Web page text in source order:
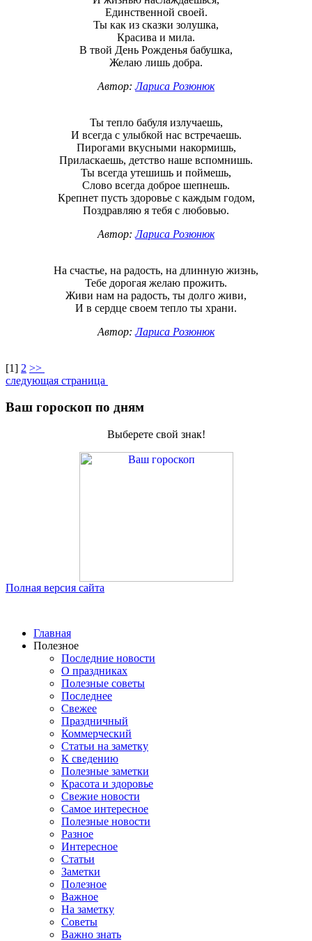
Единственной своей.
Ты как из сказки золушка,
Красива и мила.
В твой День Рожденья бабушка,
Желаю лишь добра.
Автор:Лариса Розюнюк
Ты тепло бабуля излучаешь,
И всегда с улыбкой нас встречаешь.
Пирогами вкусными накормишь,
Приласкаешь, детство наше вспомнишь.
Ты всегда утешишь и поймешь,
Слово всегда доброе шепнешь.
Крепнет пусть здоровье с каждым годом,
Поздравляю я тебя с любовью.
Автор:Лариса Розюнюк
На счастье, на радость, на длинную жизнь,
Тебе дорогая желаю прожить.
Живи нам на радость, ты долго живи,
И в сердце своем тепло ты храни.
Автор:Лариса Розюнюк
[1] 2 >>
следующая страница
Ваш гороскоп по дням
Выберете свой знак!
Полная версия сайта
Главная
Полезное
Последние новости
О праздниках
Полезные советы
Последнее
Свежее
Праздничный
Коммерческий
Статьи на заметку
К сведению
Полезные заметки
Красота и здоровье
Свежие новости
Самое интересное
Полезные новости
Разное
Интересное
Статьи
Заметки
Полезное
Важное
На заметку
Советы
Важно знать